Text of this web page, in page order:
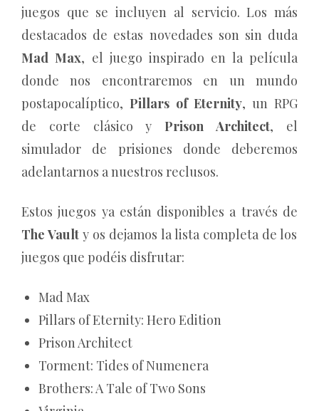
juegos que se incluyen al servicio. Los más
destacados de estas novedades son sin duda
Mad Max, el juego inspirado en la película
donde nos encontraremos en un mundo
postapocalíptico, Pillars of Eternity, un RPG
de corte clásico y Prison Architect, el
simulador de prisiones donde deberemos
adelantarnos a nuestros reclusos.
Estos juegos ya están disponibles a través de
The Vault y os dejamos la lista completa de los
juegos que podéis disfrutar:
Mad Max
Pillars of Eternity: Hero Edition
Prison Architect
Torment: Tides of Numenera
Brothers: A Tale of Two Sons